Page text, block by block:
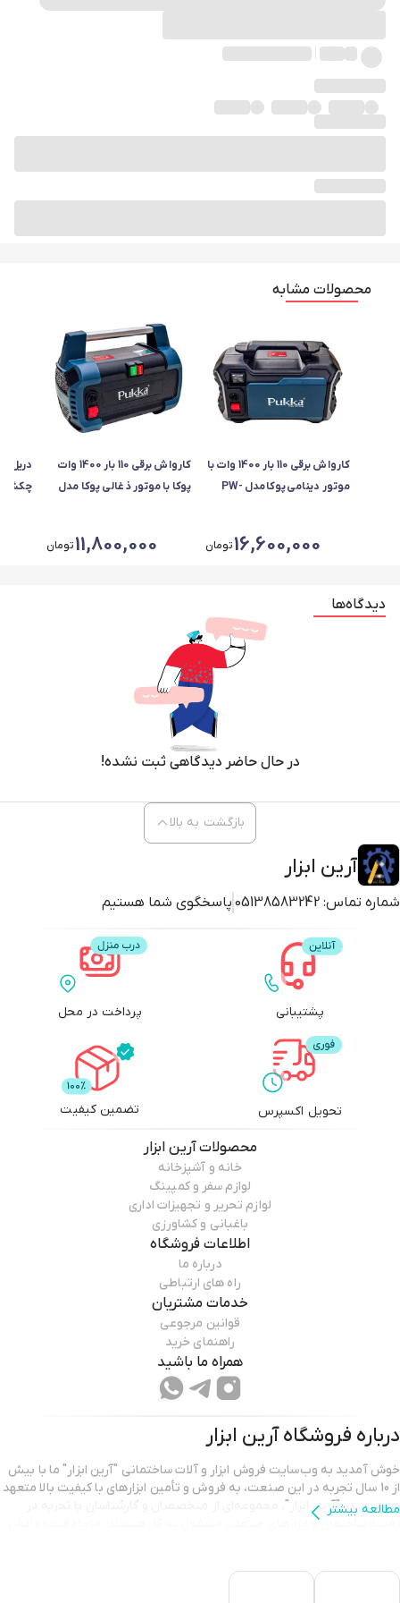
محصولات مشابه
کارواش برقی 110 بار 1400 وات با
موتور دینامی پوکا مدل PW-
16,600,000تومان
کارواش برقی 110 بار 1400 وات
پوکا با موتور ذغالی پوکا مدل
11,800,000تومان
دریل
دیدگاه‌ها
در حال حاضر دیدگاهی ثبت نشده!
آرین ابزار
شماره تماس: 05138583242 پاسخگوی شما هستیم
بازگشت به بالا
پشتیبانی پرداخت در محل
تحویل اکسپرس تضمین کیفیت
محصولاتآرین ابزار
خانه و آشپزخانه
لوازم سفر و کمپینگ
لوازم تحریر و تجهیزات اداری
باغبانی و کشاورزی
اطلاعات فروشگاه
درباره ما
راه های ارتباطی
خدمات مشتریان
قوانین مرجوعی
راهنمای خرید
همراه ما باشید
درباره فروشگاهآرین ابزار
خوش آمدید به وب‌سایت فروش ابزار و آلات ساختمانی "آرین ابزار" ما با بیش
از 10 سال تجربه در این صنعت، به فروش و تأمین ابزارهای با کیفیت بالا متعهد
هستیم. در "آرین ابزار"، مجموعه‌ای از متخصصان و کارشناسان با تجربه در
زمینه ساختمان و ابزارهای صنعتی مشغول به کار هستند. ما با دقت و دانش
مشتریان است. از ابزارهای دستی ساده تا دستگاه‌های پیشرفته صنعتی، ما
مطالعه بیشتر